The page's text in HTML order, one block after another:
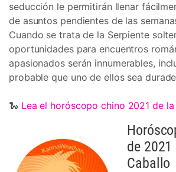
seducción le permitirán llenar
de asuntos pendientes de las
Cuando se trata de la Serpiente
oportunidades para encuentros
apasionados serán innumerables,
probable que uno de ellos sea
🐍 Lea el horóscopo chino 2021 de
de 2021
Caballo